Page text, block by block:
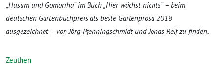
„Husum und Gomorrha“ im Buch „Hier wächst nichts“ – beim
deutschen Gartenbuchpreis als beste Gartenprosa 2018
ausgezeichnet– von Jörg Pfenningschmidt und Jonas Reif zu finden.
Zeuthen